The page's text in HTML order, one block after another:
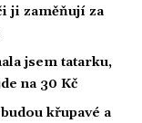
ji zaměňují za
jsem tatarku,
na 30 Kč
křupavé a